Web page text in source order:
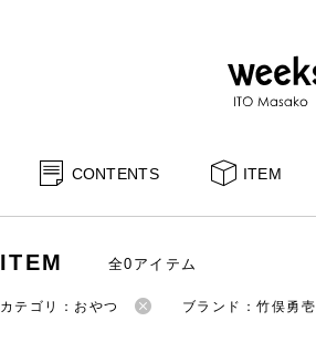
CONTENTS ITEM
ITEM 全0アイテム
カテゴリ：おやつ ブランド：竹俣勇壱